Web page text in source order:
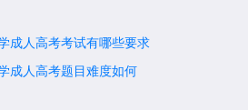
能力的专业人才。
理工大学成人高考可上专业有哪些”的简
成人高考考试有哪些要求
成人高考题目难度如何